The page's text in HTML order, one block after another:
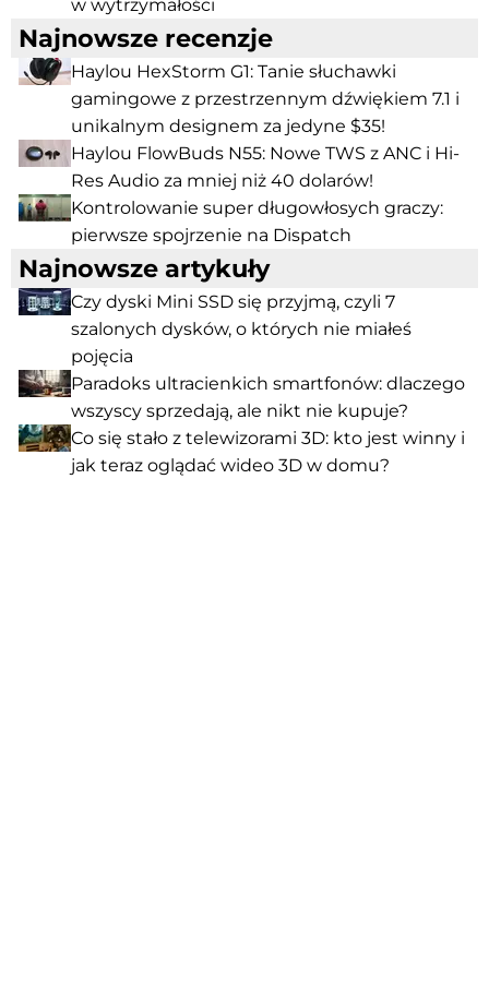
w wytrzymałości
Najnowsze recenzje
Haylou HexStorm G1: Tanie słuchawki
gamingowe z przestrzennym dźwiękiem 7.1 i
unikalnym designem za jedyne $35!
Haylou FlowBuds N55: Nowe TWS z ANC i Hi-
Res Audio za mniej niż 40 dolarów!
Kontrolowanie super długowłosych graczy:
pierwsze spojrzenie na Dispatch
Najnowsze artykuły
Czy dyski Mini SSD się przyjmą, czyli 7
szalonych dysków, o których nie miałeś
pojęcia
Paradoks ultracienkich smartfonów: dlaczego
wszyscy sprzedają, ale nikt nie kupuje?
Co się stało z telewizorami 3D: kto jest winny i
jak teraz oglądać wideo 3D w domu?